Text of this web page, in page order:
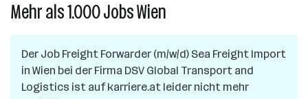
Mehr als 1.000JobsWien
Jobs
in
Wien
Der Job Freight Forwarder (m/w/d) Sea Freight Import
in Wien bei der Firma DSV Global Transport and
Logistics ist auf karriere.at leider nicht mehr